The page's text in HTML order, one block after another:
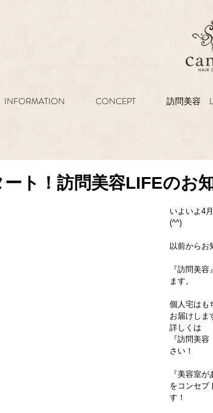
INFORMATION CONCEPT 訪問美容
ト！訪問美容LIFEのお
いよいよ4
(^^)
以前からお
『訪問美
ます。
個人宅はも
お届けしま
詳しくは
『訪問美
さい！
『美容室が
をコンセプ
す！